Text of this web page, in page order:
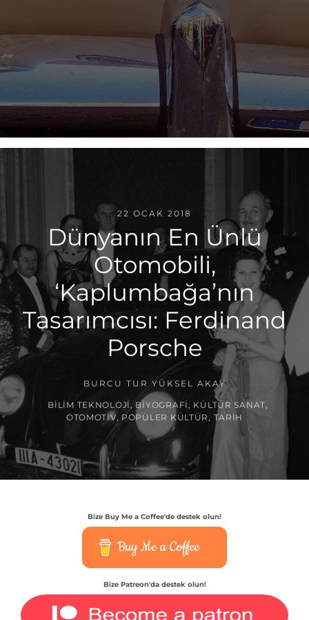
22 OCAK 2018
Dünyanın En Ünlü
Otomobili,
‘Kaplumbağa’nın
Tasarımcısı: Ferdinand
Porsche
BURCU TUR YÜKSEL AKAY
BILIM TEKNOLOJI , BIYOGRAFI KÜLTÜR SANAT
OTOMOTIV, POPÜLER KÜLTÜR TARIH
Bize Buy Me a Coffee'de destek olun!
Buy Me a Coffee
Bize Patreon'da destek olun!